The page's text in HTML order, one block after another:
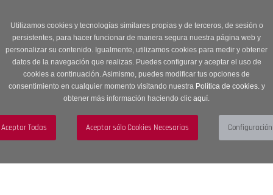
Utilizamos cookies y tecnologías similares propias y de terceros, de sesión o
persistentes, para hacer funcionar de manera segura nuestra página web y
personalizar su contenido. Igualmente, utilizamos cookies para medir y obtener
datos de la navegación que realizas. Puedes configurar y aceptar el uso de
cookies a continuación. Asimismo, puedes modificar tus opciones de
consentimiento en cualquier momento visitando nuestra Política de cookies.y
obtener más información haciendo clic aquí.
descuento en Sección OUTLET con código OUTLET20
navigation
Menú